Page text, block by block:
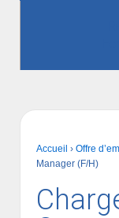
Accueil › Offre
Manager (F/H)